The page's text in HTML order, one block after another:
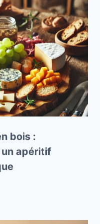
bois :
un apéritif